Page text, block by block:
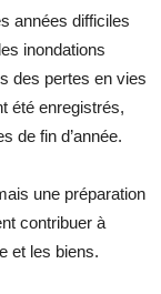
années difficiles
inondations
des pertes en vies
été enregistrés,
de fin d’année.
une préparation
contribuer à
et les biens.